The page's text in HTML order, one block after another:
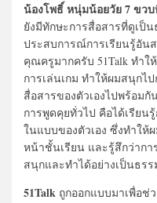
น้องโพธิ์ หนุ่มน้อยวัย 7 ขวบ
ยังมีทักษะการสื่อสารที่ดูเป็
ประสบการณ์การเรียนรู้อัน
คุณครูมากครับ 51Talk ทำใ
การเล่นเกม ทำให้ผมสนุกไ
สื่อสารของตัวเองไปพร้อม
การพูดคุยทั่วไป คือได้เรียน
ในแบบของตัวเอง ซึ่งทำให้
หน้าชั้นเรียน และรู้สึกว่ากา
สนุกและทำได้อย่างเป็นธร
51Talk ถูกออกแบบมาเพื่อช่